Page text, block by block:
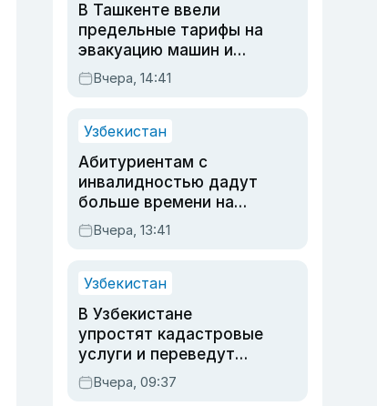
В Ташкенте ввели
предельные тарифы на
эвакуацию машин и
штрафстоянки
Вчера, 14:41
Узбекистан
Абитуриентам с
инвалидностью дадут
больше времени на
вступительных
экзаменах
Вчера, 13:41
Узбекистан
В Узбекистане
упростят кадастровые
услуги и переведут
регистрацию
недвижимости в
Вчера, 09:37